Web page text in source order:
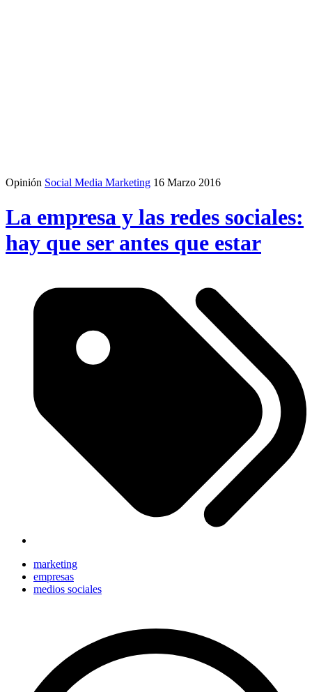
Opinión Social Media Marketing 16 Marzo 2016
La empresa y las redes sociales:
hay que ser antes que estar
marketing
empresas
medios sociales